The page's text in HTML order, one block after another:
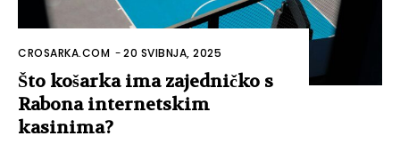
CROSARKA.COM -20 SVIBNJA, 2025
Što košarka ima zajedničko s
Rabona internetskim
kasinima?